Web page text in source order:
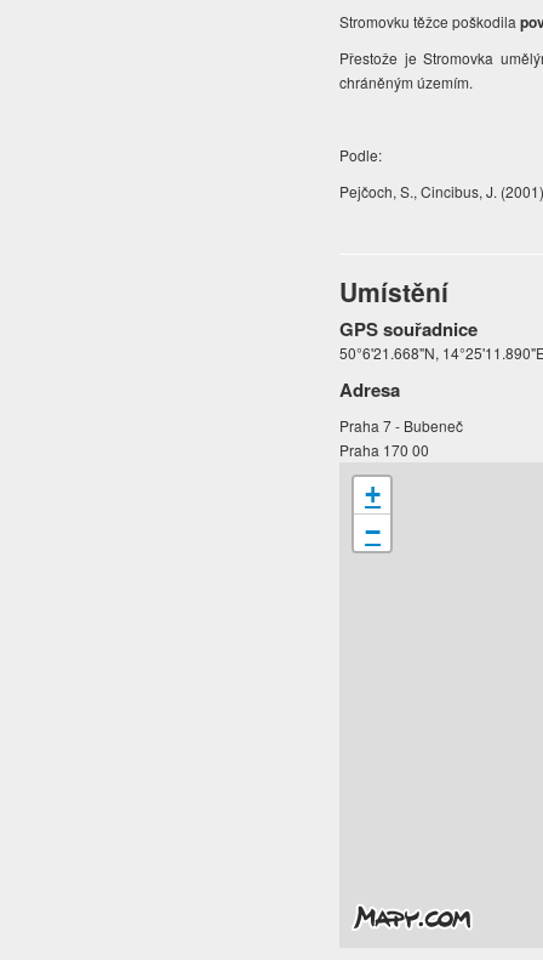
Stromovku těžce poškodila
Přestože je Stromovka
chráněným územím.
Podle:
Pejčoch, S., Cincibus, J.
Umístění
GPS souřadnice
50°6'21.668"N,
Adresa
Praha 7 - Bubeneč
Praha 170 00
+
−